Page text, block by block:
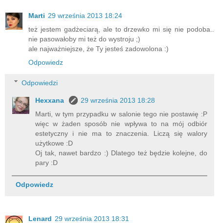
Marti 29 września 2013 18:24
też jestem gadżeciarą, ale to drzewko mi się nie podoba..
nie pasowałoby mi też do wystroju ;)
ale najważniejsze, że Ty jesteś zadowolona :)
Odpowiedz
Odpowiedzi
Hexxana
29 września 2013 18:28
Marti, w tym przypadku w salonie tego nie postawię :P
więc w żaden sposób nie wpływa to na mój odbiór
estetyczny i nie ma to znaczenia. Liczą się walory
użytkowe :D
Oj tak, nawet bardzo :) Dlatego też będzie kolejne, do
pary :D
Odpowiedz
Lenard 29 września 2013 18:31